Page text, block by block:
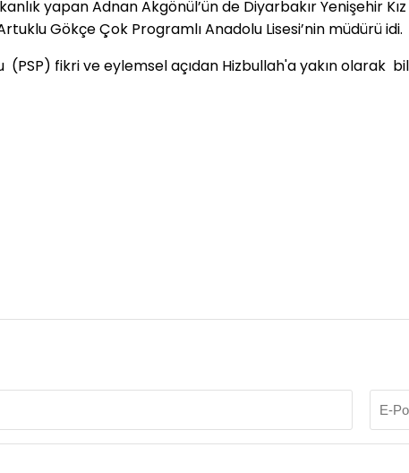
yapan Adnan Akgönül’ün de Diyarbakır Yenişehir
Gökçe Çok Programlı Anadolu Lisesi’nin müdürü idi.
fikri ve eylemsel açıdan Hizbullah'a yakın olarak